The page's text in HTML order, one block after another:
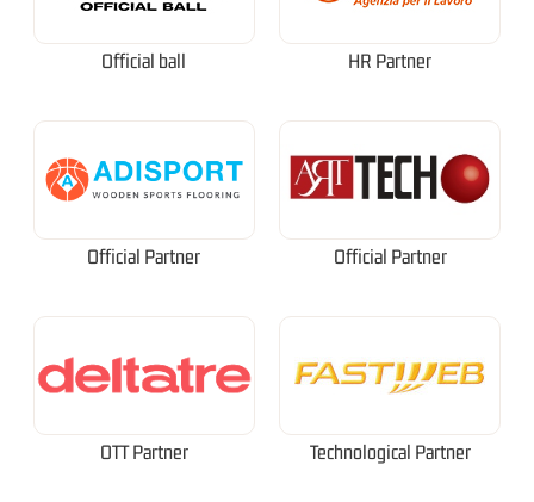
Official ball HR Partner
Official Partner Official Partner
OTT Partner Technological Partner